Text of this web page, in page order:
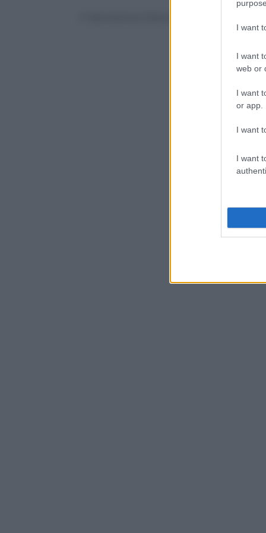
I want
I want
web or
I want
or app.
I want
I want